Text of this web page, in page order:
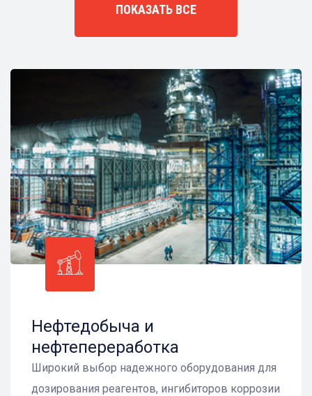
ПОКАЗАТЬ ВСЕ
Нефтедобыча и
нефтепереработка
Широкий выбор надежного оборудования для
дозирования реагентов, ингибиторов коррозии